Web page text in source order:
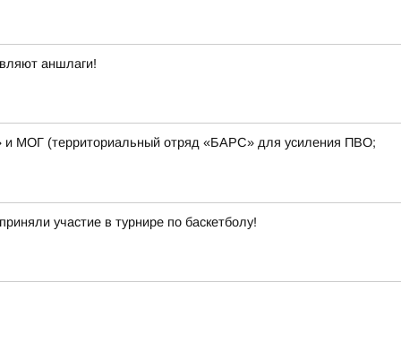
аншлаги!
и МОГ (территориальный отряд «БАРС» для усиления ПВО;
участие в турнире по баскетболу!